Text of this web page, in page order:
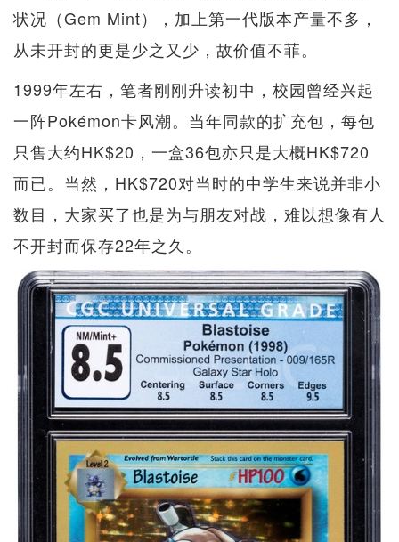
状况（Gem Mint），加上第一代版本产量不多，
从未开封的更是少之又少，故价值不菲。
1999年左右，笔者刚刚升读初中，校园曾经兴起
一阵Pokémon卡风潮。当年同款的扩充包，每包
只售大约HK$20，一盒36包亦只是大概HK$720
而已。当然，HK$720对当时的中学生来说并非小
数目，大家买了也是为与朋友对战，难以想像有人
不开封而保存22年之久。